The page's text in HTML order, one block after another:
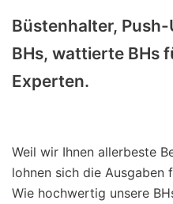
Büstenhalter,
BHs, wattierte BHs
Experten.
Weil wir Ihnen allerbeste
lohnen sich die Ausgaben
Wie hochwertig unsere